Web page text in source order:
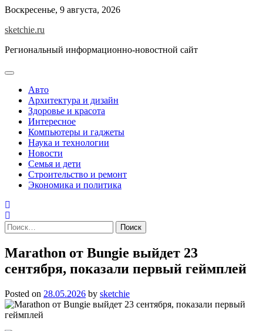
Skip
content
Воскресенье, 9 августа, 2026
sketchie.ru
Региональный информационно-новостной сайт
Авто
Архитектура и дизайн
Здоровье и красота
Интересное
Компьютеры и гаджеты
Наука и технологии
Новости
Семья и дети
Строительство и ремонт
Экономика и политика
Найти:
Marathon от Bungie выйдет 23
сентября, показали первый геймплей
Posted on 28.05.2026 by sketchie